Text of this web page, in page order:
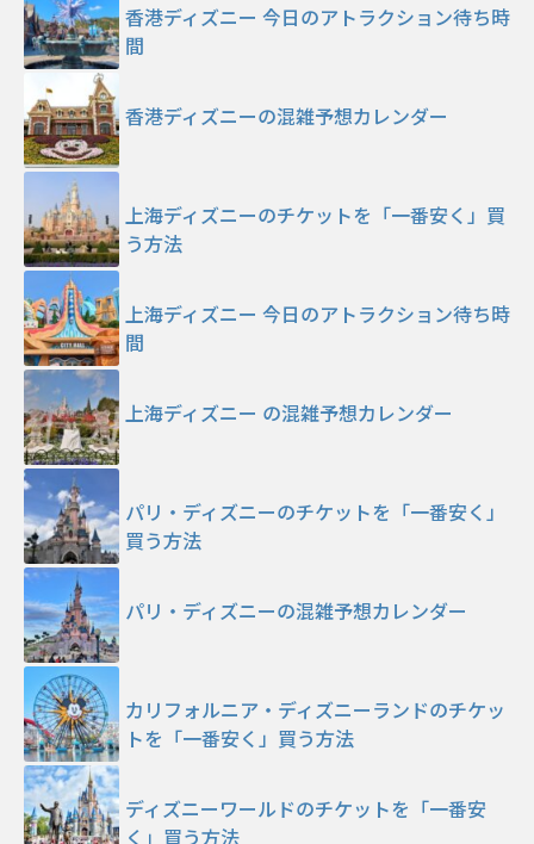
香港ディズニー 今日のアトラクション待ち時
間
香港ディズニーの混雑予想カレンダー
上海ディズニーのチケットを「一番安く」買
う方法
上海ディズニー 今日のアトラクション待ち時
間
上海ディズニー の混雑予想カレンダー
パリ・ディズニーのチケットを「一番安く」
買う方法
パリ・ディズニーの混雑予想カレンダー
カリフォルニア・ディズニーランドのチケッ
トを「一番安く」買う方法
ディズニーワールドのチケットを「一番安
く」買う方法